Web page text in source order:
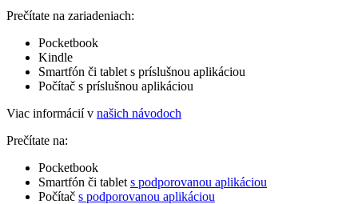
Prečítate na zariadeniach:
Pocketbook
Kindle
Smartfón či tablet s príslušnou aplikáciou
Počítač s príslušnou aplikáciou
Viac informácií v našich návodoch
Prečítate na:
Pocketbook
Smartfón či tablet s podporovanou aplikáciou
Počítač s podporovanou aplikáciou